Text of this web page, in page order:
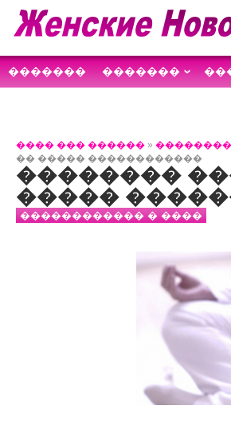
������� �������
���� ��� ������ »
�� ����� ������������
��������
�����
������������ � ����